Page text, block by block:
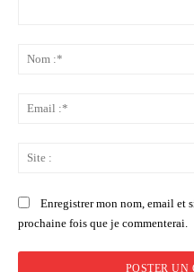
Enregistrer mon nom, email et
prochaine fois que je commenterai.